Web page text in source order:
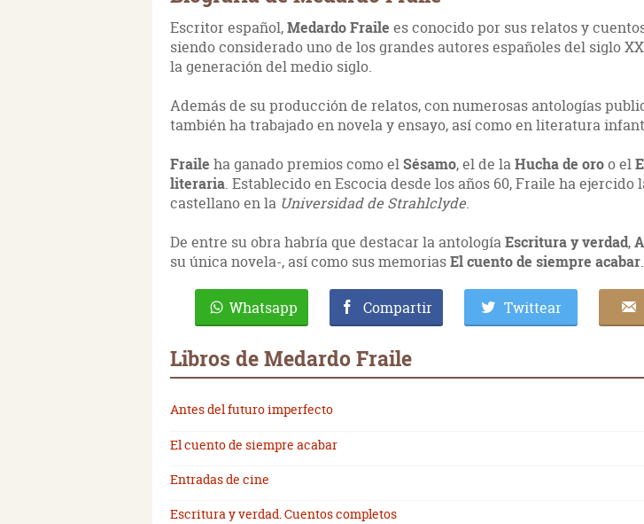
Escritor español,Medardo Fraile es conocido por sus relatos y
siendo considerado uno de los grandes autores españoles del siglo
la generación del medio siglo.
Además de su producción de relatos, con numerosas antologías
también ha trabajado en novela y ensayo, así como en literatura
Fraile ha ganado premios como elSésamo, el de laHucha de oroo el
literaria. Establecido en Escocia desde los años 60, Fraile ha ejercido
castellano en la Universidad de Strahlclyde.
De entre su obra habría que destacar la antologíaEscritura y verdad,
su única novela-, así como sus memoriasEl cuento de siempre acabar.
Whatsapp Compartir Twittear
Libros de Medardo Fraile
Antes del futuro imperfecto
El cuento de siempre acabar
Entradas de cine
Escritura y verdad. Cuentos completos